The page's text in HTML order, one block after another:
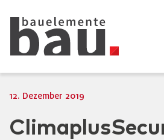
12. Dezember 2019